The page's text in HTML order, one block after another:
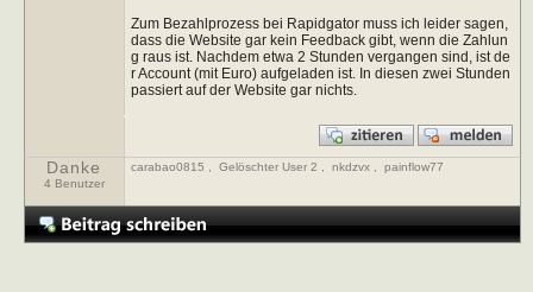
Zum Bezahlprozess bei Rapidgator muss ich leider sagen,
dass die Website gar kein Feedback gibt, wenn die Zahlun
g raus ist. Nachdem etwa 2 Stunden vergangen sind, ist de
r Account (mit Euro) aufgeladen ist. In diesen zwei Stunden
passiert auf der Website gar nichts.
Danke
4 Benutzer
carabao0815 Gelöschter User 2 nkdzvx painflow77